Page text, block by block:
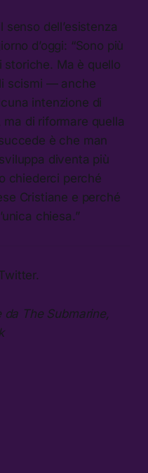
dell’esistenza
d’oggi: “Sono più
storiche. Ma è quello
scismi — anche
intenzione di
di riformare quella
è che man
diventa più
chiederci perché
Cristiane e perché
chiesa.”
The Submarine,